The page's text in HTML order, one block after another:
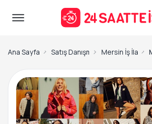
Ana Sayfa Satış Danışmanı İş İlanları
Mersin İş İlanları